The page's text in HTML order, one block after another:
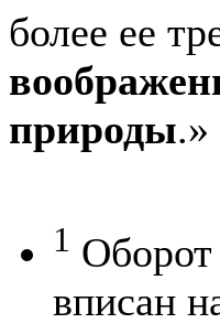
более ее
природы.»
1 Оборот
вписан